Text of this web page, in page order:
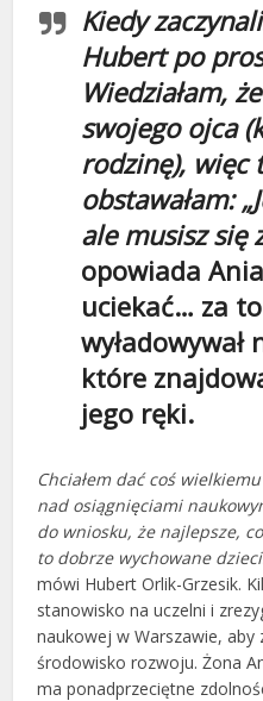
Kiedy
Hubert po
Wiedziałam,
swojego ojca
rodzinę), więc
obstawałam:
ale musisz się
opowiada
uciekać… za
które
jego ręki.
Chciałem dać coś
nad osiągnięciami
do wniosku, że najlepsze,
to dobrze wychowane
mówi Hubert Orlik-Grzesik.
stanowisko na uczelni i
naukowej w Warszawie, aby
środowisko rozwoju. Żona
ma ponadprzeciętne